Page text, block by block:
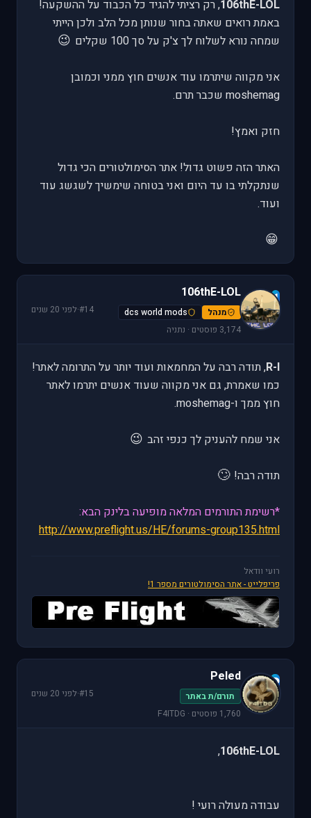
106thE-LOL, רק רציתי להגיד כל הכבוד על ההשקעה!
באמת רואים שאתה בחור שנותן מכל הלב ולכן הייתי
שמחה נורא לשלוח לך צ'ק על סך 100 שקלים
😉
אני מקווה שיתרמו עוד אנשים חוץ ממני וכמובן
moshemag שכבר תרם.
חזק ואמץ!
האתר הזה פשוט גדול! אתר הסימולטורים הכי גדול
שנתקלתי בו עד היום ואני בטוחה שימשיך לשגשג עוד
ועוד.
😁
1
106thE-LOL
מנהל
dcs world mods
3,174 פוסטים · נתניה
#14
·לפני 20 שנים
R-I, תודה רבה על המחמאות ועוד יותר על התרומה לאתר!
כמו שאמרת, גם אני מקווה שעוד אנשים יתרמו לאתר
חוץ ממך ו-moshemag.
אני שמח להעניק לך כנפי זהב 😉
תודה רבה! 🙄
*רשימת התורמים המלאה מופיעה בלינק הבא:
http://www.preflight.us/HE/forums-group135.html
רועי וודאל
פריפלייט - אתר הסימולטורים מספר 1!
P
Peled
תורם/ת באתר
1,760 פוסטים · F4ITDG
#15
·לפני 20 שנים
106thE-LOL
,
עבודה מעולה רועי !